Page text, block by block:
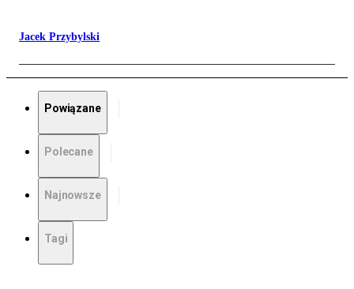
Jacek Przybylski
Powiązane
Polecane
Najnowsze
Tagi